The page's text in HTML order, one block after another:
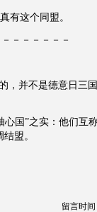
有这个同盟。
－－－－－－
，并不是德意日三
国”之实：他们互
盟。
留言时间